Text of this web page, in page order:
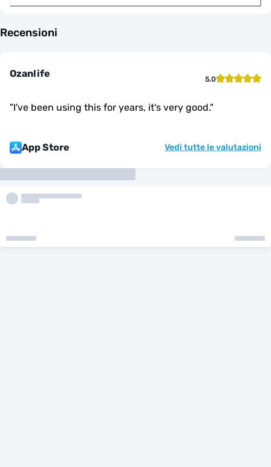
Recensioni
Ozanlife 5.0
"I've been using this for years, it's very good."
App Store Vedi tutte le valutazioni